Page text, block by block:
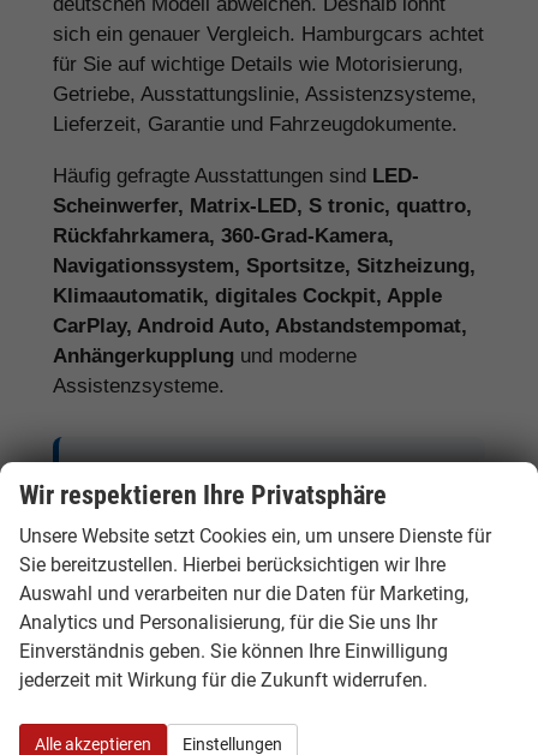
sich ein genauer Vergleich. Hamburgcars achtet
für Sie auf wichtige Details wie Motorisierung,
Getriebe, Ausstattungslinie, Assistenzsysteme,
Lieferzeit, Garantie und Fahrzeugdokumente.
Häufig gefragte Ausstattungen sind LED-
Scheinwerfer, Matrix-LED, S tronic, quattro,
Rückfahrkamera, 360-Grad-Kamera,
Navigationssystem, Sportsitze, Sitzheizung,
Klimaautomatik, digitales Cockpit, Apple
CarPlay, Android Auto, Abstandstempomat,
Anhängerkupplung und moderne
Assistenzsysteme.
Tipp:
Vergleichen Sie bei Audi EU-
Neuwagen nicht nur den Kaufpreis,
sondern auch Ausstattung, Lieferzeit,
Garantieumfang und mögliche
tatsächlichen Preisvorteil.
Wir respektieren Ihre Privatsphäre
Unsere Website setzt Cookies ein, um unsere Dienste für
Sie bereitzustellen. Hierbei berücksichtigen wir Ihre
Auswahl und verarbeiten nur die Daten für Marketing,
Analytics und Personalisierung, für die Sie uns Ihr
Einverständnis geben. Sie können Ihre Einwilligung
jederzeit mit Wirkung für die Zukunft widerrufen.
Alle akzeptieren Einstellungen